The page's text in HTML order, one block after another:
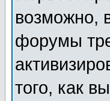
возможно,
форумы
того, как